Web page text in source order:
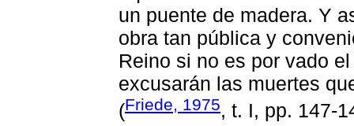
un puente de madera. Y
obra tan pública y
Reino si no es por vado
excusarán las muertes
(Friede, 1975, t. I, pp. 147-